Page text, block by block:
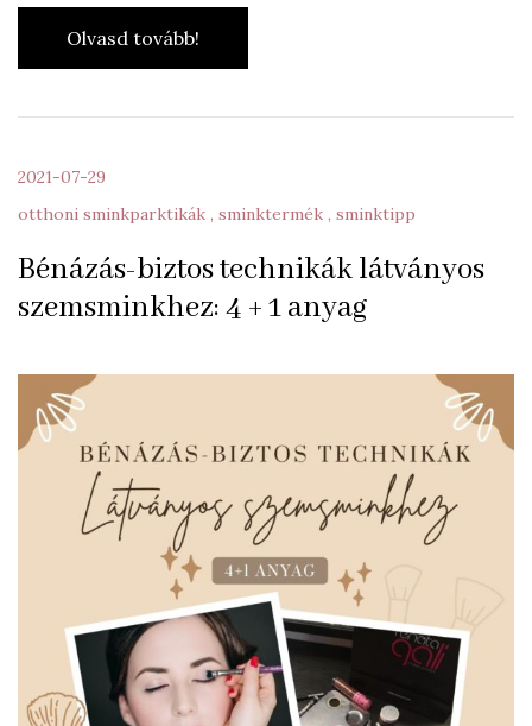
Olvasd tovább!
2021-07-29
otthoni sminkparktikák
sminktermék sminktipp
Bénázás-biztos technikák látványos
szemsminkhez: 4 + 1 anyag